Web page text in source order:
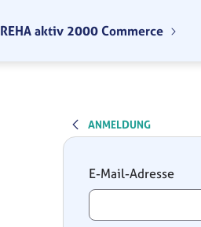
REHA aktiv 2000 Commerce
ANMELDUNG
Anmeldung
E-Mail-Adresse